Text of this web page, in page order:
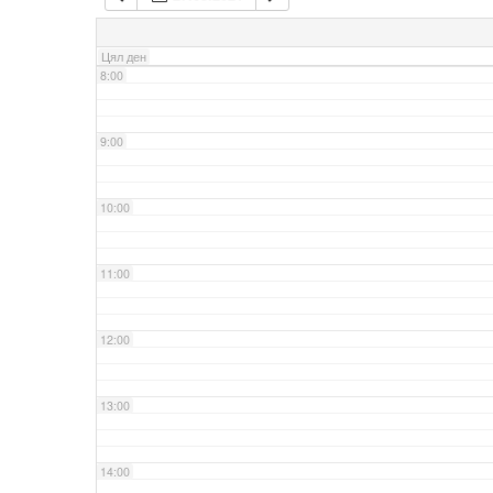
Цял ден
7:00
8:00
9:00
10:00
11:00
12:00
13:00
14:00